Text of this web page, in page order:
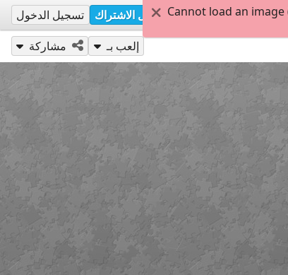
تسجيل الاشتراك تسجيل الدخول
إلعب بـ مشاركة
Cannot load an